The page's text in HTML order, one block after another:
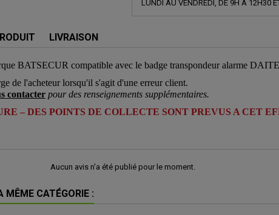
LUNDI AU VENDREDI, DE 9H À 12H30
LIVRAISON
BATSECUR compatible avec le badge transpondeur alarme
de l'acheteur lorsqu'il s'agit d'une erreur client.
contacter pour des renseignements supplémentaires.
– DES POINTS DE COLLECTE SONT PREVUS A CET
Aucun avis n'a été publié pour le moment.
MÊME CATÉGORIE :